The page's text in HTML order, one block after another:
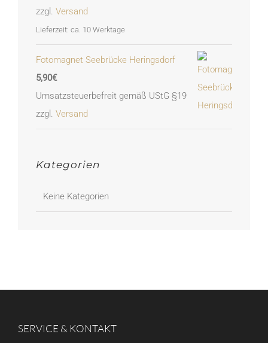
zzgl. Versand
Lieferzeit: ca. 10 Werktage
Fotomagnet Seebrücke Heringsdorf
5,90€
Umsatzsteuerbefreit gemäß UStG §19
zzgl. Versand
Kategorien
Keine Kategorien
SERVICE & KONTAKT